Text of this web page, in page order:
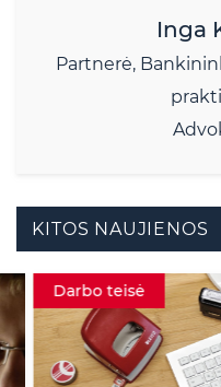
Inga
Partnerė,
KITOS NAUJIENOS
Darbo teisė